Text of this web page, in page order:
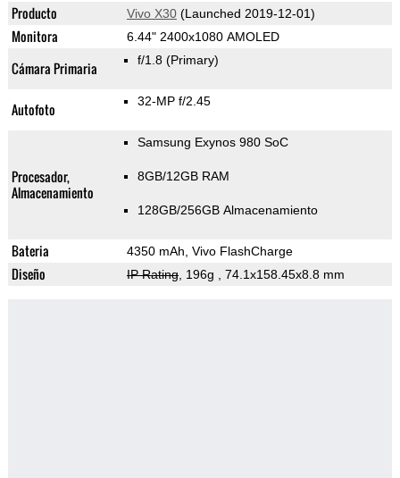
Producto Vivo X30(Launched 2019-12-01)
Monitora 6.44" 2400x1080 AMOLED
Cámara Primaria f/1.8 (Primary)
Autofoto 32-MP f/2.45
Procesador,
Almacenamiento
Samsung Exynos 980 SoC
8GB/12GB RAM
128GB/256GB Almacenamiento
Bateria 4350 mAh, Vivo FlashCharge
Diseño IP Rating, 196g , 74.1x158.45x8.8 mm